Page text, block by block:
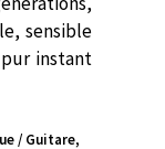
sensible
instant
/ Guitare,